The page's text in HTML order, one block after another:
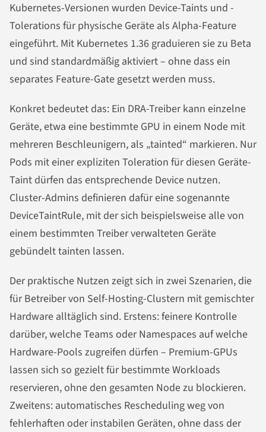
Kubernetes-Versionen wurden Device-Taints und -
Tolerations für physische Geräte als Alpha-Feature
eingeführt. Mit Kubernetes 1.36 graduieren sie zu Beta
und sind standardmäßig aktiviert – ohne dass ein
separates Feature-Gate gesetzt werden muss.
Konkret bedeutet das: Ein DRA-Treiber kann einzelne
Geräte, etwa eine bestimmte GPU in einem Node mit
mehreren Beschleunigern, als „tainted“ markieren. Nur
Pods mit einer expliziten Toleration für diesen Geräte-
Taint dürfen das entsprechende Device nutzen.
Cluster-Admins definieren dafür eine sogenannte
DeviceTaintRule, mit der sich beispielsweise alle von
einem bestimmten Treiber verwalteten Geräte
gebündelt tainten lassen.
Der praktische Nutzen zeigt sich in zwei Szenarien, die
für Betreiber von Self-Hosting-Clustern mit gemischter
Hardware alltäglich sind. Erstens: feinere Kontrolle
darüber, welche Teams oder Namespaces auf welche
Hardware-Pools zugreifen dürfen – Premium-GPUs
lassen sich so gezielt für bestimmte Workloads
reservieren, ohne den gesamten Node zu blockieren.
Zweitens: automatisches Rescheduling weg von
fehlerhaften oder instabilen Geräten, ohne dass der